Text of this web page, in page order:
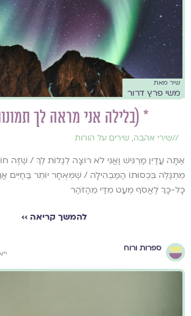
שיר מאת
משי פרץ דרור
* (בלילה אני מראה לך
//שירי אהבה, שירים על הורות
אַתָּה עֲדַיִן מַרְגִּישׁ וַאֲנִי לֹא רוֹצָה לְגַלּוֹת לְךָ / שֶׁזֶּה
מִתְגַּלֶּה בִּכְסוּתוֹ הַמַּבְהִילָה / שֶׁמְּאֻחָר יוֹתֵר בַּחַיִּים
כָּל-כָּךְ לֶאֱסֹף מְעַט מִדַּי מֵהַזֹּהַר
להמשך קריאה ››
ספרות ורוח